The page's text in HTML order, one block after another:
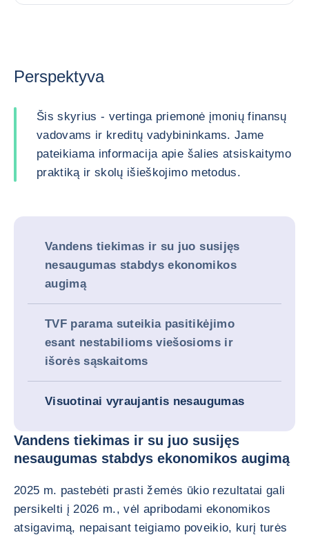
Perspektyva
Šis skyrius - vertinga priemonė įmonių finansų
vadovams ir kreditų vadybininkams. Jame
pateikiama informacija apie šalies atsiskaitymo
praktiką ir skolų išieškojimo metodus.
Vandens tiekimas ir su juo susijęs
nesaugumas stabdys ekonomikos
augimą
TVF parama suteikia pasitikėjimo
esant nestabilioms viešosioms ir
išorės sąskaitoms
Visuotinai vyraujantis nesaugumas
Vandens tiekimas ir su juo susijęs
nesaugumas stabdys ekonomikos augimą
2025 m. pastebėti prasti žemės ūkio rezultatai gali
persikelti į 2026 m., vėl apribodami ekonomikos
atsigavimą, nepaisant teigiamo poveikio, kurį turės